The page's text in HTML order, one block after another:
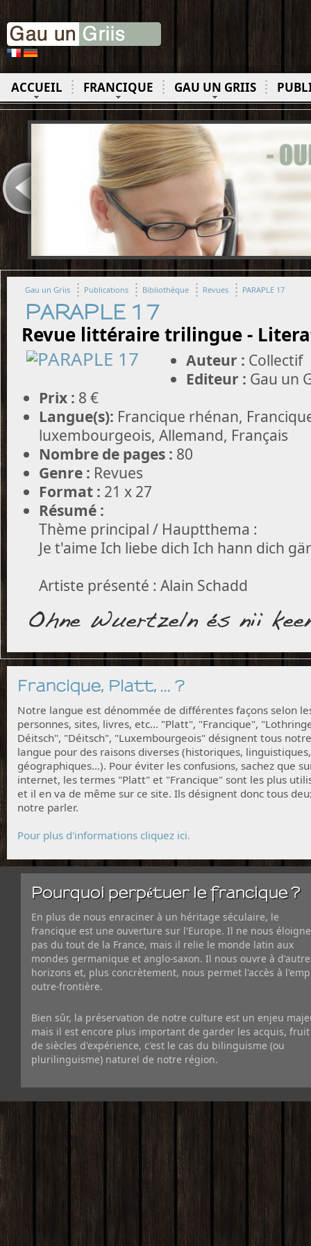
ACCUEIL FRANCIQUE GAU UN GRIIS
Gau un Griis Publications Bibliothèque Revues PARAPLE 17
PARAPLE 17
Revue littéraire trilingue -
Auteur : Collectif
Editeur : Gau un
Prix : 8 €
Langue(s): Francique rhénan,
luxembourgeois, Allemand, Français
Nombre de pages : 80
Genre : Revues
Format : 21 x 27
Résumé :
Thème principal / Hauptthema :
Je t'aime Ich liebe dich Ich hann dich gär
Artiste présenté : Alain Schadd
Francique, Platt, ... ?
Notre langue est dénommée de différentes façons selon
personnes, sites, livres, etc... "Platt", "Francique",
Déitsch", "Déitsch", "Luxembourgeois" désignent tous notre
langue pour des raisons diverses (historiques, linguistiques,
géographiques...). Pour éviter les confusions, sachez que
internet, les termes "Platt" et "Francique" sont les plus
et il en va de même sur ce site. Ils désignent donc tous
notre parler.
Pour plus d'informations cliquez ici.
Pourquoi perpétuer le francique ?
En plus de nous enraciner à un héritage séculaire, le
francique est une ouverture sur l'Europe. Il ne nous éloigne
pas du tout de la France, mais il relie le monde latin aux
mondes germanique et anglo-saxon. Il nous ouvre à
horizons et, plus concrètement, nous permet l'accès à
outre-frontière.
Bien sûr, la préservation de notre culture est un enjeu
mais il est encore plus important de garder les acquis, fruit
de siècles d'expérience, c'est le cas du bilinguisme (ou
plurilinguisme) naturel de notre région.